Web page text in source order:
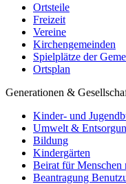
Ortsteile
Freizeit
Vereine
Kirchengemeinden
Spielplätze der
Ortsplan
Generationen &
Kinder- und
Umwelt &
Bildung
Kindergärten
Beirat für Menschen
Beantragung